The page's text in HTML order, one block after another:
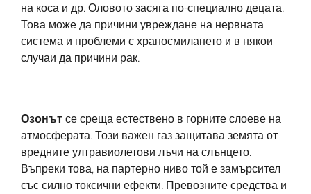
на коса и др. Оловото засяга по-специално децата.
Това може да причини увреждане на нервната
система и проблеми с храносмилането и в някои
случаи да причини рак.
Озонътсе среща естествено в горните слоеве на
атмосферата. Този важен газ защитава земята от
вредните ултравиолетови лъчи на слънцето.
Въпреки това, на партерно ниво той е замърсител
със силно токсични ефекти. Превозните средства и